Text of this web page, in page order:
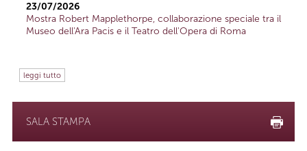
23/07/2026
Mostra Robert Mapplethorpe, collaborazione speciale tra il
Museo dell'Ara Pacis e il Teatro dell'Opera di Roma
leggi tutto
SALA STAMPA